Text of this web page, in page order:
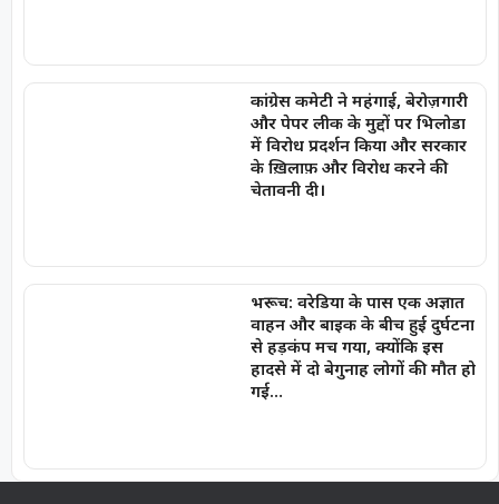
कांग्रेस कमेटी ने महंगाई, बेरोज़गारी
और पेपर लीक के मुद्दों पर भिलोडा
में विरोध प्रदर्शन किया और सरकार
के ख़िलाफ़ और विरोध करने की
चेतावनी दी।
भरूच: वरेडिया के पास एक अज्ञात
वाहन और बाइक के बीच हुई दुर्घटना
से हड़कंप मच गया, क्योंकि इस
हादसे में दो बेगुनाह लोगों की मौत हो
गई…